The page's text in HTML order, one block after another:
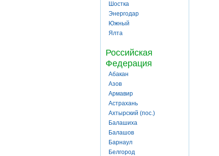
Шостка
Энергодар
Южный
Ялта
Российская
Федерация
Абакан
Азов
Армавир
Астрахань
Ахтырский (пос.)
Балашиха
Балашов
Барнаул
Белгород